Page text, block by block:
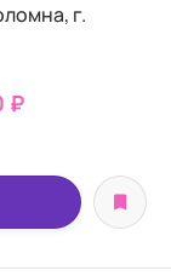
г.
₽